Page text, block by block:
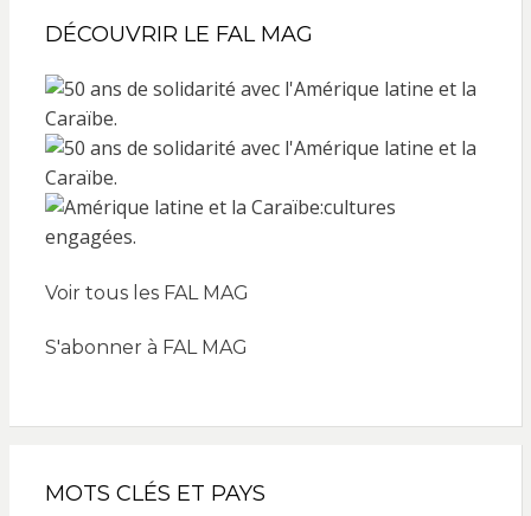
DÉCOUVRIR LE FAL MAG
Voir tous les FAL MAG
S'abonner à FAL MAG
MOTS CLÉS ET PAYS